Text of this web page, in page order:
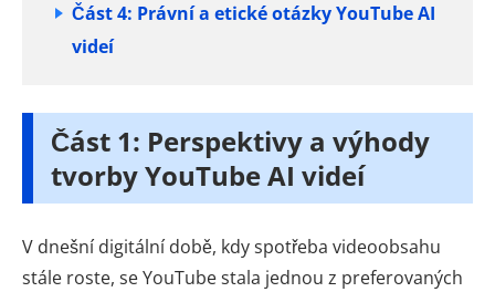
Část 4: Právní a etické otázky YouTube AI
videí
Část 1: Perspektivy a výhody
tvorby YouTube AI videí
V dnešní digitální době, kdy spotřeba videoobsahu
stále roste, se YouTube stala jednou z preferovaných